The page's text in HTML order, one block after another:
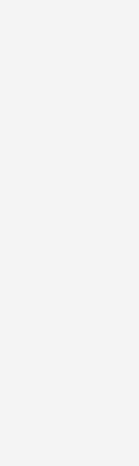
Was
Abgleich
­Installateure ­rechnet, sind
bei der flächendeckenden
die unterschiedlichsten
Meinolf Rath von IMI